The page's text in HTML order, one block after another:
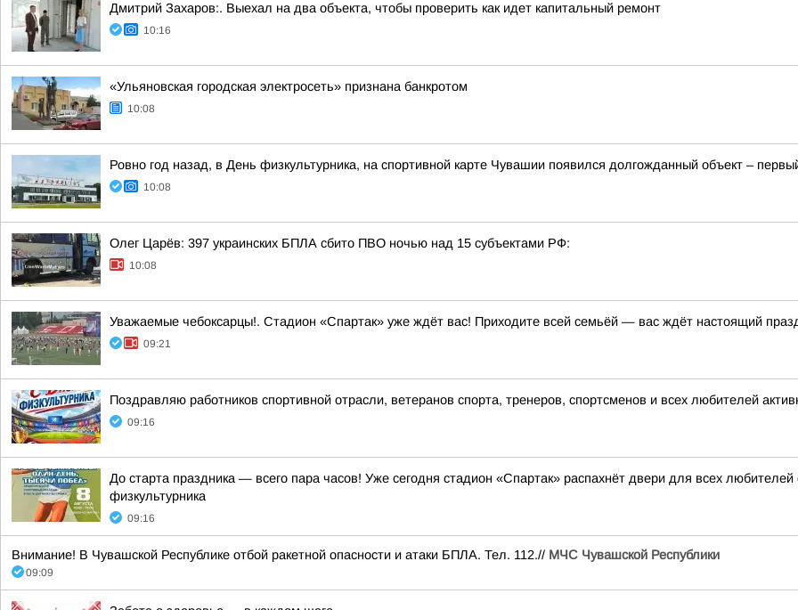
Дмитрий Захаров:. Выехал на два объекта, чтобы проверить как идет капитальный ремонт
10:16
«Ульяновская городская электросеть» признана банкротом
10:08
Ровно год назад, в День физкультурника, на спортивной карте Чувашии появился долгожданный объект –
10:08
Олег Царёв: 397 украинских БПЛА сбито ПВО ночью над 15 субъектами РФ:
10:08
Уважаемые чебоксарцы!. Стадион «Спартак» уже ждёт вас! Приходите всей семьёй — вас ждёт настоящий
09:21
Поздравляю работников спортивной отрасли, ветеранов спорта, тренеров, спортсменов и всех любителей
09:16
До старта праздника — всего пара часов! Уже сегодня стадион «Спартак» распахнёт двери для всех
физкультурника
09:16
Внимание! В Чувашской Республике отбой ракетной опасности и атаки БПЛА. Тел. 112.// МЧС Чувашской Республики
09:09